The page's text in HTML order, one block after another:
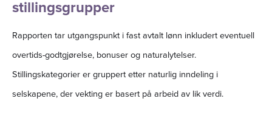
stillingsgrupper
Rapporten tar utgangspunkt i fast avtalt lønn inkludert eventuell
overtids-godtgjørelse, bonuser og naturalytelser.
Stillingskategorier er gruppert etter naturlig inndeling i
selskapene, der vekting er basert på arbeid av lik verdi.